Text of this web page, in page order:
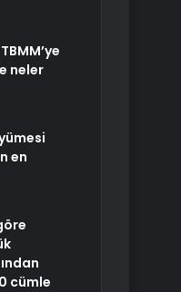
neler
en
cümle